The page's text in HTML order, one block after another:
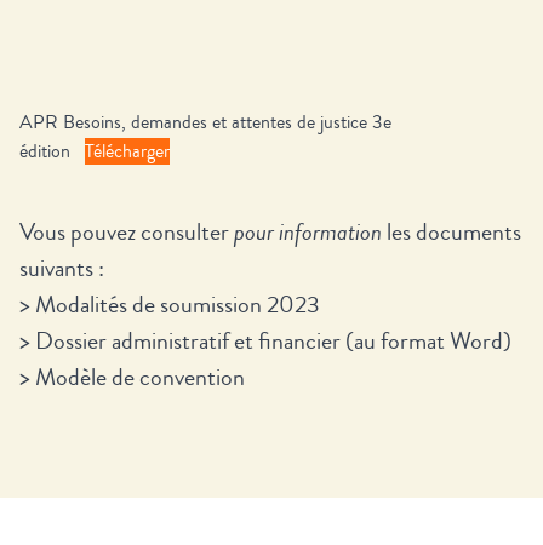
APR Besoins, demandes et attentes de justice 3e
édition Télécharger
Vous pouvez consulterpour information les documents
suivants :
>Modalités de soumission 2023
> Dossier administratif et financier (au format Word)
>Modèle de convention